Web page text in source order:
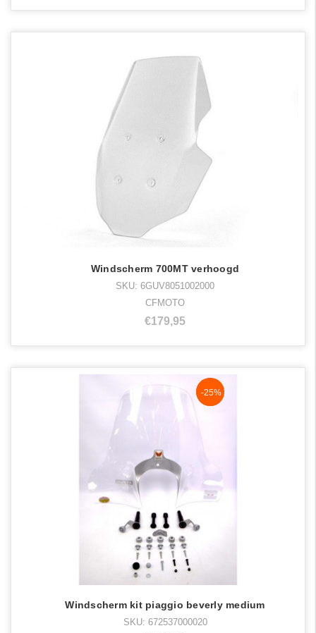
Windscherm 700MT verhoogd
SKU: 6GUV8051002000
CFMOTO
€179,95
NaN%
-25%
Windscherm kit piaggio beverly medium
SKU: 672537000020